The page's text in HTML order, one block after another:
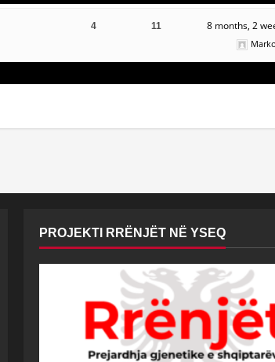
4 11 8 months, 2
Marko
PROJEKTI RRËNJËT NË YSEQ